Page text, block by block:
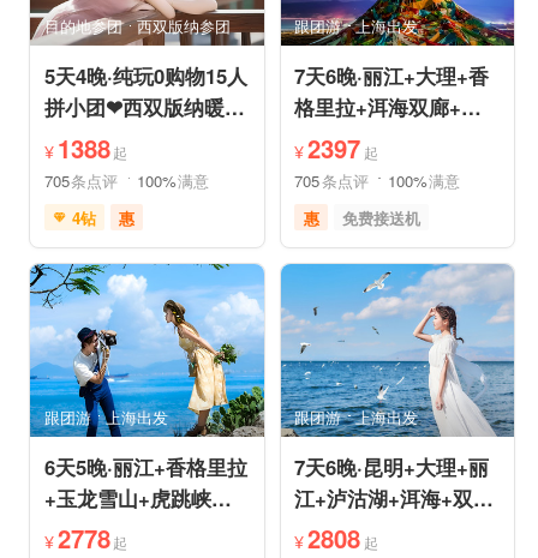
目的地参团 西双版纳参团
5天4晚·纯玩0购物15人
拼小团❤西双版纳暖冬
爆品❤品牌温德姆·亲
子游
¥ 1388起
705条点评 100%满意
4钻
惠
免费接送机
免费WIFI
管家服务
品质游
情侣游
摄影之旅
休闲度假
自然山水
美食享受
乡村趣游
森林公园
美景探索
深度人文
世界遗产
特色民宿
自由活动
跟团游 上海出发
6天5晚·丽江+香格里拉
+玉龙雪山+虎跳峡半
自助游
¥2778起
跟团游 上海出发
7天6晚·丽江+大理+香
格里拉+洱海双廊+虎
跳峡跟团游
¥2397 起
705条点评 100%满意
惠
免费接送机
品质游
世界遗产
雪山之旅
美食享受
摄影之旅
跟团游 上海出发
7天6晚·昆明+大理+丽
江+泸沽湖+洱海+双廊
+圣托里尼跟团游
¥2808 起